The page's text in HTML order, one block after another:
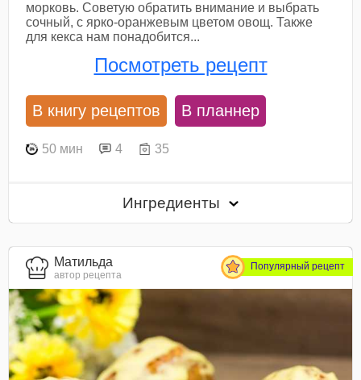
морковь. Советую обратить внимание и выбрать
сочный, с ярко-оранжевым цветом овощ. Также
для кекса нам понадобится...
Посмотреть рецепт
В книгу рецептов В планнер
50 мин 4 35
Ингредиенты
Матильда
автор рецепта
Популярный рецепт